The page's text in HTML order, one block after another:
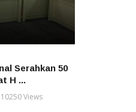
Serahkan 50
H ...
10250 Views